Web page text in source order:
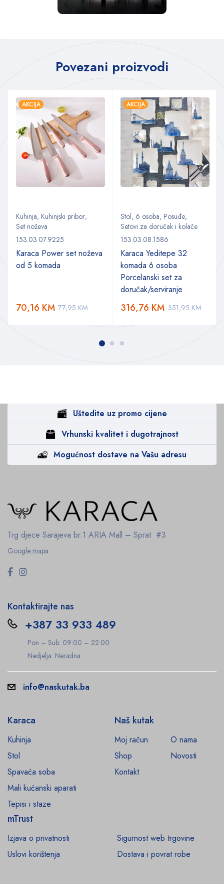
Povezani proizvodi
AKCIJA
Kuhinja, Kuhinjski pribor,
Set noževa
153.03.07.9225
Karaca Power set noževa
od 5 komada
77,95KM
70,16 KM
AKCIJA
Stol, 6 osoba, Posuđe,
Setovi za doručak i kolače
153.03.08.1586
Karaca Yeditepe 32
komada 6 osoba
Porcelanski set za
doručak/serviranje
351,95KM
316,76 KM
Uštedite uz promo cijene
Vrhunski kvalitet i dugotrajnost
Mogućnost dostave na Vašu adresu
Trg djece Sarajeva br.1 ARIA Mall – Sprat #3
Google mapa
Kontaktirajte nas
+387 33 933 489
Pon – Sub: 09:00 – 22:00
Nedjelja: Neradna
info@naskutak.ba
Karaca
Kuhinja
Stol
Spavaća soba
Mali kućanski aparati
Tepisi i staze
Naš kutak
Moj račun
O nama
Shop
Novosti
Kontakt
mTrust
Izjava o privatnosti
Sigurnost web trgovine
Uslovi korištenja
Dostava i povrat robe